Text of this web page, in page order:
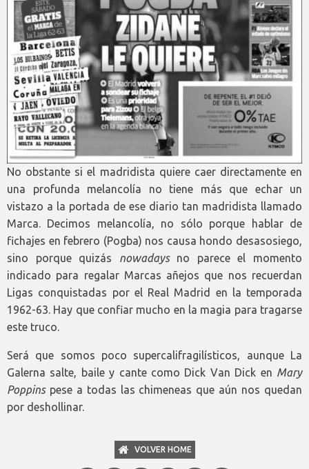
No obstante si el madridista quiere caer directamente en
una profunda melancolía no tiene más que echar un
vistazo a la portada de ese diario tan madridista llamado
Marca. Decimos melancolía, no sólo porque hablar de
fichajes en febrero (Pogba) nos causa hondo desasosiego,
sino porque quizás nowadays no parece el momento
indicado para regalar Marcas añejos que nos recuerdan
Ligas conquistadas por el Real Madrid en la temporada
1962-63. Hay que confiar mucho en la magia para tragarse
este truco.
Será que somos poco supercalifragilísticos, aunque La
Galerna salte, baile y cante como Dick Van Dick en Mary
Poppinspese a todas las chimeneas que aún nos quedan
por deshollinar.
VOLVER HOME